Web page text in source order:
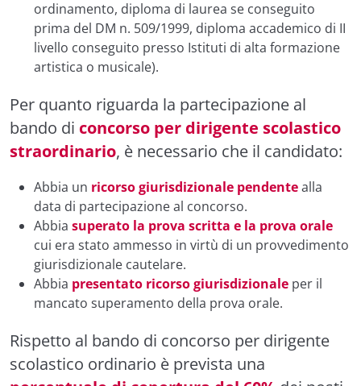
ordinamento, diploma di laurea se conseguito
prima del DM n. 509/1999, diploma accademico di II
livello conseguito presso Istituti di alta formazione
artistica o musicale).
Per quanto riguarda la partecipazione al
bando di concorso per dirigente scolastico
straordinario, è necessario che il candidato:
Abbia un ricorso giurisdizionale pendentealla
data di partecipazione al concorso.
Abbia superato la prova scritta e la prova orale
cui era stato ammesso in virtù di un provvedimento
giurisdizionale cautelare.
Abbia presentato ricorso giurisdizionale per il
mancato superamento della prova orale.
Rispetto al bando di concorso per dirigente
scolastico ordinario è prevista una